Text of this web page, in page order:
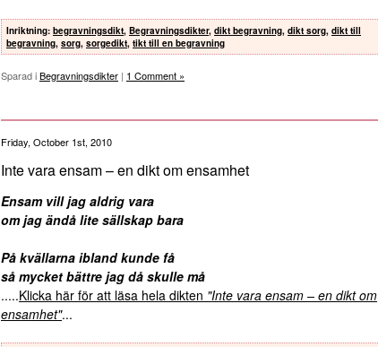
Inriktning: begravningsdikt, Begravningsdikter, dikt begravning, dikt sorg, dikt till
begravning, sorg, sorgedikt, tikt till en begravning
Sparad iBegravningsdikter | 1 Comment »
Friday, October 1st, 2010
Inte vara ensam – en dikt om ensamhet
Ensam vill jag aldrig vara
om jag ändå lite sällskap bara
På kvällarna ibland kunde få
så mycket bättre jag då skulle må
.....Klicka här för att läsa hela dikten "Inte vara ensam – en dikt om
ensamhet"...